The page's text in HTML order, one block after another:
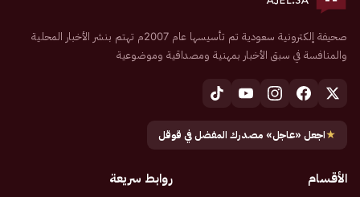
صحيفة إلكترونية سعودية تم تأسيسها عام 2007م تهتم بنشر الأخبار المحلية
والمنافسة في سبق الأخبار بمهنية ومصداقية وموضوعية
★اجعل «عاجل» مصدرك المفضل في قوقل
الأقسام روابط سريعة